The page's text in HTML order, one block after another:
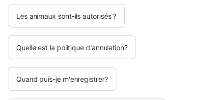
Les animaux sont-ils autorisés ?
Quelle est la politique d'annulation?
Quand puis-je m'enregistrer?